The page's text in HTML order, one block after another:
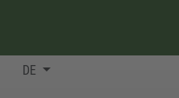
DE